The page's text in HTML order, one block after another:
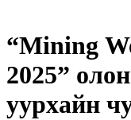
“Mining
2025”
уурхайн